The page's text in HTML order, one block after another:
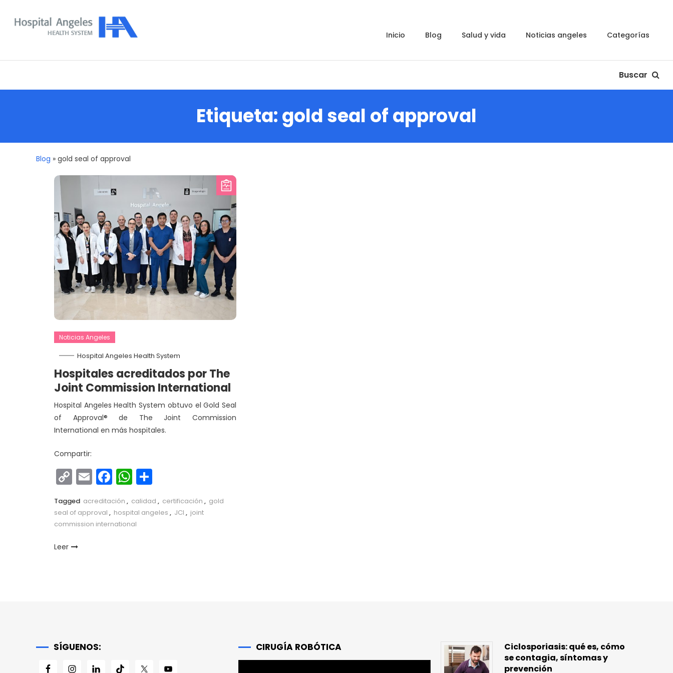
inicio blog salud y vida noticias angeles categorías
Buscar
Etiqueta:gold seal of approval
Blog » gold seal of approval
Noticias Angeles
Hospital Angeles Health System
Hospitales acreditados por The
Joint Commission International
Hospital Angeles Health System obtuvo el Gold Seal
of Approval® de The Joint Commission
International en más hospitales.
Compartir:
Copy
Link
EmailFacebook
WhatsApp
Tagged acreditación , calidad , certificación , gold
seal of approval , hospital angeles , JCI , joint
commission international
Leer
SÍGUENOS: CIRUGÍA ROBÓTICA
Ciclosporiasis: qué es, cómo
se contagia, síntomas y
prevención